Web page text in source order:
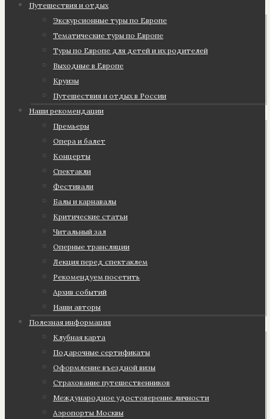
Путешествия и отдых
Экскурсионные туры по Европе
Тематические туры по Европе
Туры по Европе для детей и их родителей
Выходные в Европе
Круизы
Путешествия и отдых в России
Наши рекомендации
Премьеры
Опера и балет
Концерты
Спектакли
Фестивали
Балы и карнавалы
Критические статьи
Читальный зал
Оперные трансляции
Лекция перед спектаклем
Рекомендуем посетить
Архив событий
Наши авторы
Полезная информация
Клубная карта
Подарочные сертификаты
Оформление въездной визы
Страхование путешественников
Международное удостоверение личности
Аэропорты Москвы